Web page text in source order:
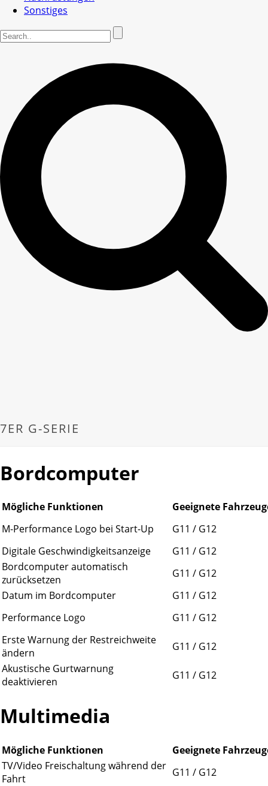
Sonstiges
7ER G-SERIE
Bordcomputer
Mögliche Funktionen
Geeignete
M-Performance Logo bei Start-Up
G11 / G12
Digitale Geschwindigkeitsanzeige
G11 / G12
Bordcomputer automatisch
zurücksetzen
G11 / G12
Datum im Bordcomputer
G11 / G12
Performance Logo
G11 / G12
Erste Warnung der Restreichweite
ändern
G11 / G12
Akustische Gurtwarnung
deaktivieren
G11 / G12
Multimedia
Mögliche Funktionen
Geeignete
TV/Video Freischaltung während der
Fahrt
G11 / G12